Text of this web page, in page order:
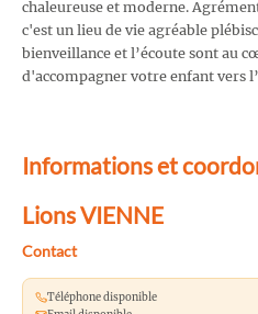
chaleureuse et moderne.
c'est un lieu de vie agréable
bienveillance et l’écoute sont au
d'accompagner votre enfant vers
Informations et
Lions VIENNE
Contact
Téléphone disponible